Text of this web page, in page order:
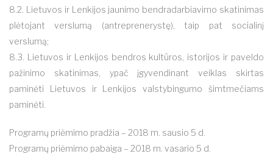
8.2. Lietuvos ir Lenkijos jaunimo bendradarbiavimo skatinimas
plėtojant verslumą (antreprenerystę), taip pat socialinį
verslumą;
8.3. Lietuvos ir Lenkijos bendros kultūros, istorijos ir paveldo
pažinimo skatinimas, ypač įgyvendinant veiklas skirtas
paminėti Lietuvos ir Lenkijos valstybingumo šimtmečiams
paminėti.
Programų priėmimo pradžia – 2018 m. sausio 5 d.
Programų priėmimo pabaiga – 2018 m. vasario 5 d.